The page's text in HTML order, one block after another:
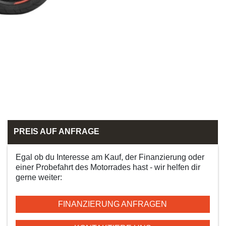
PREIS AUF ANFRAGE
Egal ob du Interesse am Kauf, der Finanzierung oder
einer Probefahrt des Motorrades hast - wir helfen dir
gerne weiter:
FINANZIERUNG ANFRAGEN